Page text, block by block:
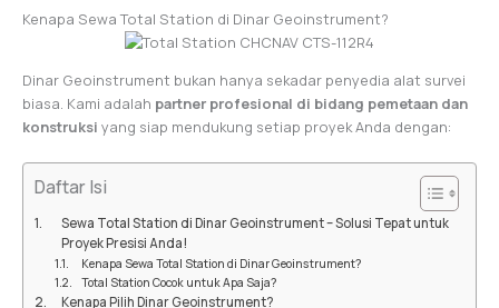
Kenapa Sewa Total Station di Dinar Geoinstrument?
Dinar Geoinstrument bukan hanya sekadar penyedia alat survei
biasa. Kami adalah partner profesional di bidang pemetaan dan
konstruksi yang siap mendukung setiap proyek Anda dengan:
Daftar Isi
Sewa Total Station di Dinar Geoinstrument – Solusi Tepat untuk
Proyek Presisi Anda!
Kenapa Sewa Total Station di Dinar Geoinstrument?
Total Station Cocok untuk Apa Saja?
Kenapa Pilih Dinar Geoinstrument?